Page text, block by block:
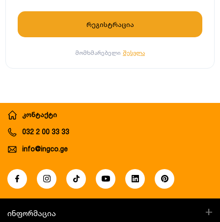
მომხმარებელი შესვლა
კონტაქტი
032 2 00 33 33
info@ingco.ge
+
ინფორმაცია